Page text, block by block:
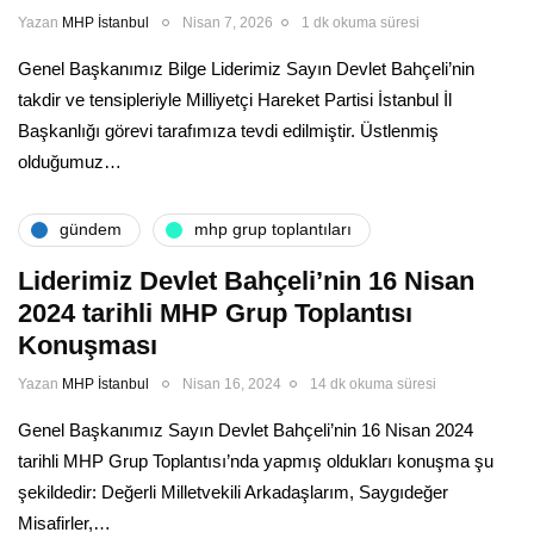
Yazan MHP İstanbul Nisan 7, 2026 1 dk okuma süresi
Genel Başkanımız Bilge Liderimiz Sayın Devlet Bahçeli’nin
takdir ve tensipleriyle Milliyetçi Hareket Partisi İstanbul İl
Başkanlığı görevi tarafımıza tevdi edilmiştir. Üstlenmiş
olduğumuz…
gündem mhp grup toplantıları
Liderimiz Devlet Bahçeli’nin 16 Nisan
2024 tarihli MHP Grup Toplantısı
Konuşması
Yazan MHP İstanbul Nisan 16, 2024 14 dk okuma süresi
Genel Başkanımız Sayın Devlet Bahçeli’nin 16 Nisan 2024
tarihli MHP Grup Toplantısı’nda yapmış oldukları konuşma şu
şekildedir: Değerli Milletvekili Arkadaşlarım, Saygıdeğer
Misafirler,…